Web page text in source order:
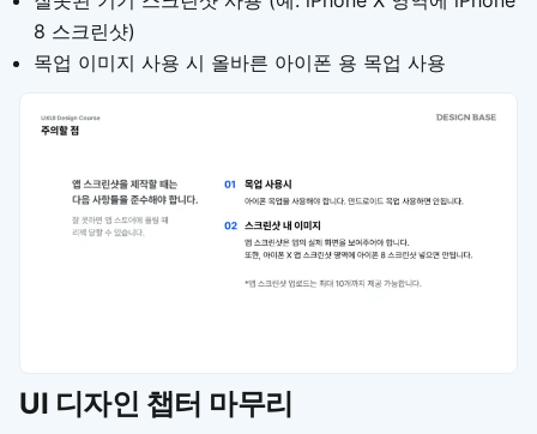
8 스크린샷)
목업 이미지 사용 시 올바른 아이폰 용 목업 사용
UI 디자인 챕터 마무리